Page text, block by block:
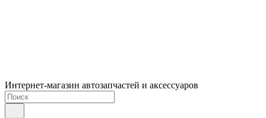
Интернет-магазин автозапчастей и аксессуаров